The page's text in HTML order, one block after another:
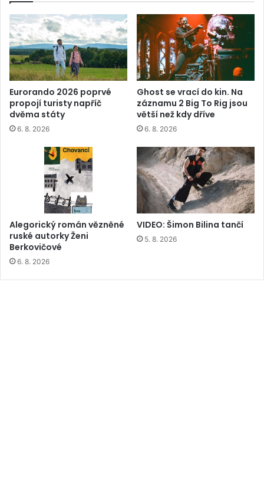
Eurorando 2026 poprvé
propojí turisty napříč
dvěma státy
6. 8. 2026
Ghost se vrací do kin. Na
záznamu 2 Big To Rig jsou
větší než kdy dříve
6. 8. 2026
Alegorický román vězněné
ruské autorky Ženi
Berkovičové
6. 8. 2026
VIDEO: Šimon Bilina tančí
5. 8. 2026